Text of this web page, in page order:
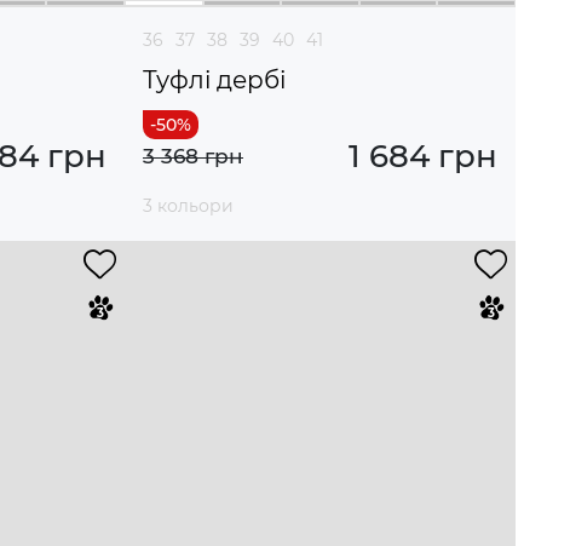
грн
36 37 38 39 40 41
Туфлі дербі
1 684 грн
3 368 грн
3 кольори